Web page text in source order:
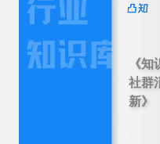
《
社群
新》